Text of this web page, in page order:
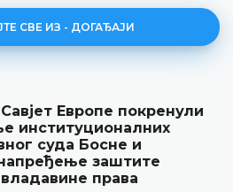
СВЕ ИЗ - ДОГАЂАЈИ
покренули
Босне и
заштите
права